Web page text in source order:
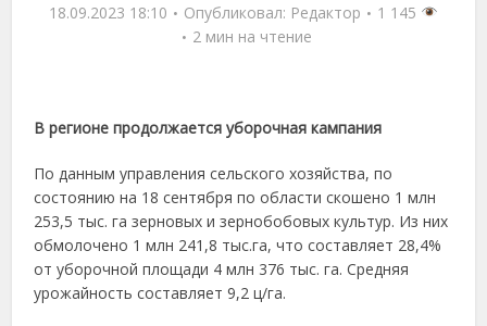
18.09.2023 18:10 Опубликовал: Редактор
1 145
2 мин на чтение
В регионе продолжается уборочная кампания
По данным управления сельского хозяйства, по
состоянию на 18 сентября по области скошено 1 млн
253,5 тыс. га зерновых и зернобобовых культур. Из них
обмолочено 1 млн 241,8 тыс.га, что составляет 28,4%
от уборочной площади 4 млн 376 тыс. га. Средняя
урожайность составляет 9,2 ц/га.